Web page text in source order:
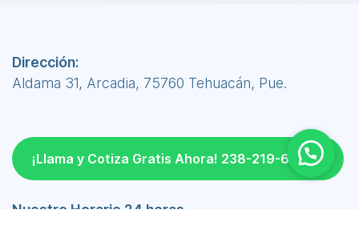
Dirección:
Aldama 31, Arcadia, 75760 Tehuacán, Pue.
¡Llama y Cotiza Gratis Ahora! 238-219-6690
Nuestro Horario 24 horas